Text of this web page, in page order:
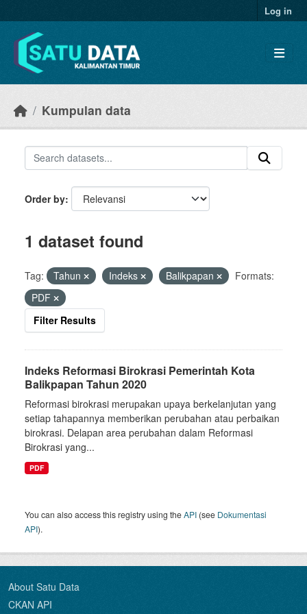
Log in
Kumpulan data
Order by
1 dataset found
Tag: Tahun Indeks Balikpapan
Formats:
PDF
Filter Results
Indeks Reformasi Birokrasi Pemerintah Kota
Balikpapan Tahun 2020
Reformasi birokrasi merupakan upaya berkelanjutan yang
setiap tahapannya memberikan perubahan atau perbaikan
birokrasi. Delapan area perubahan dalam Reformasi
Birokrasi yang...
PDF
You can also access this registry using theAPI (see Dokumentasi
API).
About Satu Data
CKAN API